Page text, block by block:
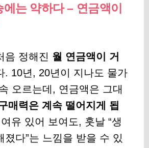
는 약하다 – 연금액이
음 정해진 월 연금액이 거
. 10년, 20년이 지나도 물가
오르는데, 연금액은 그대
매력은 계속 떨어지게 됩
유 있어 보여도, 훗날 “생
졌다”는 느낌을 받을 수 있